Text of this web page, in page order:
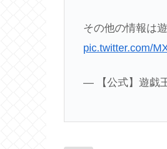
その他の情報は
pic.twitter.com/
— 【公式】遊戯